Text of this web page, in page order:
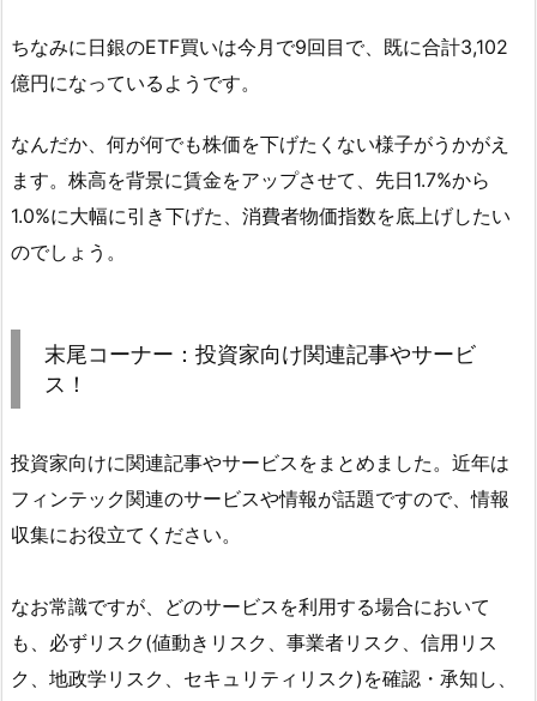
ちなみに日銀のETF買いは今月で9回目で、既に合計3,102
億円になっているようです。
なんだか、何が何でも株価を下げたくない様子がうかがえ
ます。株高を背景に賃金をアップさせて、先日1.7%から
1.0%に大幅に引き下げた、消費者物価指数を底上げしたい
のでしょう。
末尾コーナー：投資家向け関連記事やサービ
ス！
投資家向けに関連記事やサービスをまとめました。近年は
フィンテック関連のサービスや情報が話題ですので、情報
収集にお役立てください。
なお常識ですが、どのサービスを利用する場合において
も、必ずリスク(値動きリスク、事業者リスク、信用リス
ク、地政学リスク、セキュリティリスク)を確認・承知し、